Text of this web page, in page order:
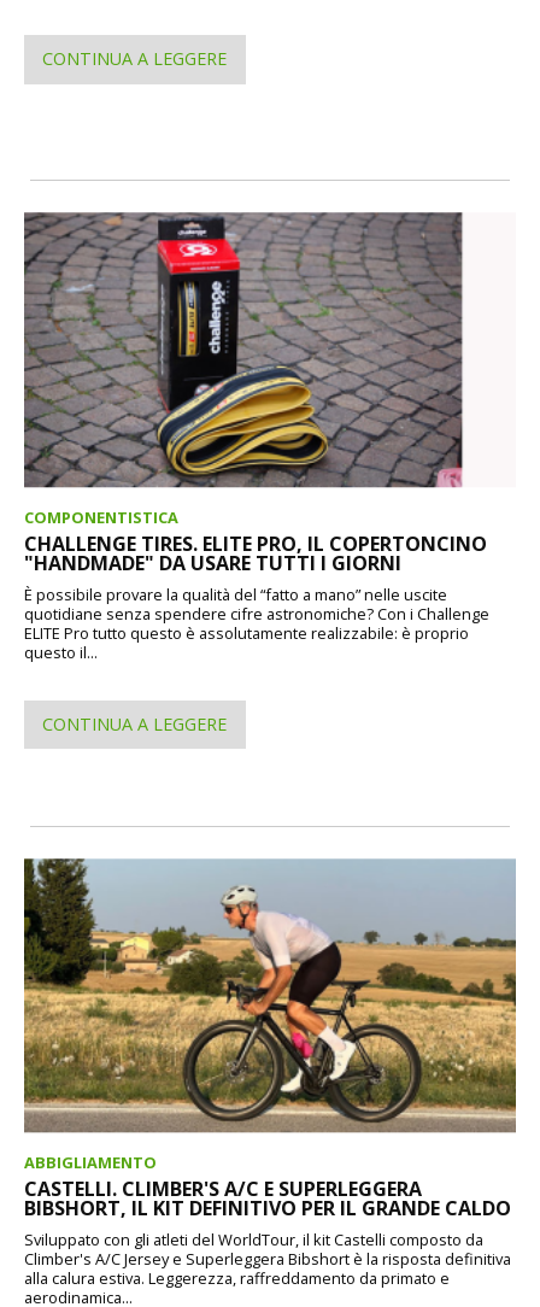
CONTINUA A LEGGERE
COMPONENTISTICA
CHALLENGE TIRES. ELITE PRO, IL COPERTONCINO
"HANDMADE" DA USARE TUTTI I GIORNI
È possibile provare la qualità del “fatto a mano” nelle uscite
quotidiane senza spendere cifre astronomiche? Con i Challenge
ELITE Pro tutto questo è assolutamente realizzabile: è proprio
questo il...
CONTINUA A LEGGERE
ABBIGLIAMENTO
CASTELLI. CLIMBER'S A/C E SUPERLEGGERA
BIBSHORT, IL KIT DEFINITIVO PER IL GRANDE CALDO
Sviluppato con gli atleti del WorldTour, il kit Castelli composto da
Climber's A/C Jersey e Superleggera Bibshort è la risposta definitiva
alla calura estiva. Leggerezza, raffreddamento da primato e
aerodinamica...